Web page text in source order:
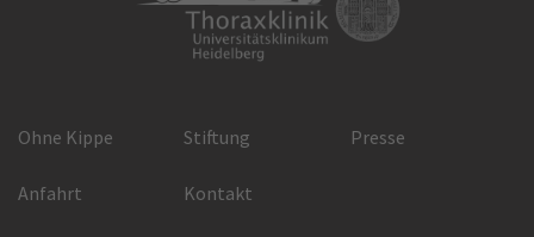
Ohne Kippe Stiftung Presse
Anfahrt Kontakt